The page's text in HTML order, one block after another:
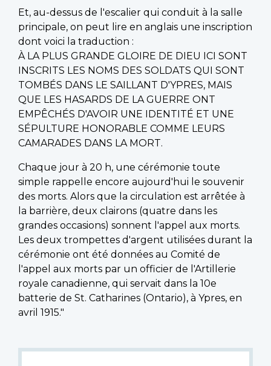
Et, au-dessus de l'escalier qui conduit à la salle
principale, on peut lire en anglais une inscription
dont voici la traduction :
À LA PLUS GRANDE GLOIRE DE DIEU ICI SONT
INSCRITS LES NOMS DES SOLDATS QUI SONT
TOMBÉS DANS LE SAILLANT D'YPRES, MAIS
QUE LES HASARDS DE LA GUERRE ONT
EMPÊCHÉS D'AVOIR UNE IDENTITÉ ET UNE
SÉPULTURE HONORABLE COMME LEURS
CAMARADES DANS LA MORT.
Chaque jour à 20 h, une cérémonie toute
simple rappelle encore aujourd'hui le souvenir
des morts. Alors que la circulation est arrêtée à
la barrière, deux clairons (quatre dans les
grandes occasions) sonnent l'appel aux morts.
Les deux trompettes d'argent utilisées durant la
cérémonie ont été données au Comité de
l'appel aux morts par un officier de l'Artillerie
royale canadienne, qui servait dans la 10e
batterie de St. Catharines (Ontario), à Ypres, en
avril 1915."